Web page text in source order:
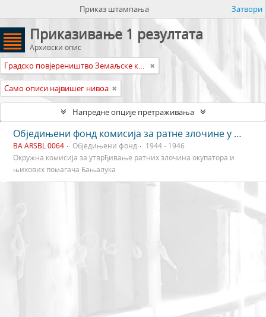
Приказ штампања Затвори
Приказивање 1 резултата
Архивски опис
Градско повјереништво Земаљске комисије Босне и Херцеговине за утврђивање ратних злочина окупатора и њихових помагача Бањалука
Само описи највишег нивоа
Напредне опције претраживања
Обједињени фонд комисија за ратне злочине у Бањалуци
BA ARSBL 0064 Обједињени фонд
1944 - 1946
Окружна комисија за утврђивање ратних злочина окупатора и
њихових помагача Бањалука